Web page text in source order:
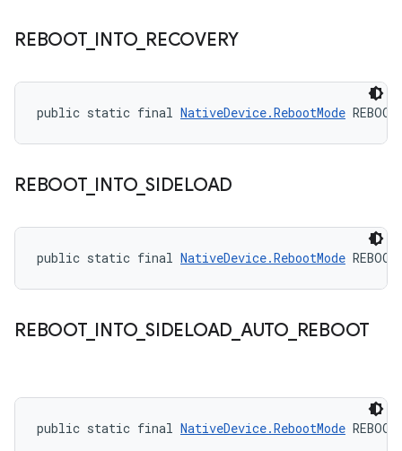
REBOOT_ INTO_ RECOVERY
public static final NativeDevice.RebootMode
REBOOT_ INTO_ SIDELOAD
public static final NativeDevice.RebootMode
REBOOT_ INTO_ SIDELOAD AUTO_ REBOOT
public static final NativeDevice.RebootMode